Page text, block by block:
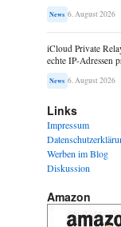
News 6. August 2026
iCloud Private
echte IP-Adressen
News 6. August 2026
Links
Impressum
Werben im Blog
Diskussion
Amazon